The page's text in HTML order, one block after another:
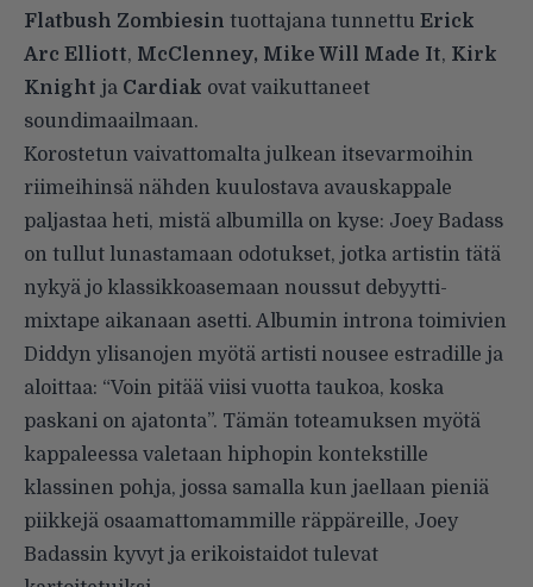
Flatbush Zombiesin tuottajana tunnettu Erick
Arc Elliott, McClenney, Mike Will Made It, Kirk
Knight ja Cardiak ovat vaikuttaneet
soundimaailmaan.
Korostetun vaivattomalta julkean itsevarmoihin
riimeihinsä nähden kuulostava avauskappale
paljastaa heti, mistä albumilla on kyse: Joey Badass
on tullut lunastamaan odotukset, jotka artistin tätä
nykyä jo klassikkoasemaan noussut debyytti-
mixtape aikanaan asetti. Albumin introna toimivien
Diddyn ylisanojen myötä artisti nousee estradille ja
aloittaa: “Voin pitää viisi vuotta taukoa, koska
paskani on ajatonta”. Tämän toteamuksen myötä
kappaleessa valetaan hiphopin kontekstille
klassinen pohja, jossa samalla kun jaellaan pieniä
piikkejä osaamattomammille räppäreille, Joey
Badassin kyvyt ja erikoistaidot tulevat